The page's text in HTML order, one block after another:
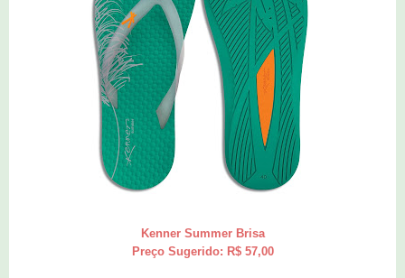
Kenner Summer Brisa
Preço Sugerido: R$ 57,00